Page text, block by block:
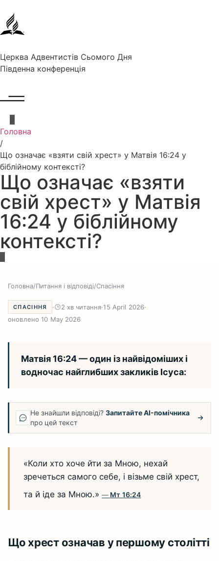
Церква Адвентистів Сьомого Дня
Південна конференція
Головна
/
Що означає «взяти свій хрест» у Матвія 16:24 у
біблійному контексті?
Що означає «взяти
свій хрест» у Матвія
16:24 у біблійному
контексті?
Головна/Питання і відповіді/Спасіння
СПАСІННЯ · 2 хв читання·15 April 2026·
оновлено 10 May 2026
Матвія 16:24 — один із найвідоміших і
водночас найглибших закликів Ісуса:
Не знайшли відповіді? Запитайте AI-помічника
про цей текст
«Коли хто хоче йти за Мною, нехай
зречеться самого себе, і візьме свій хрест,
та й іде за Мною.»
Мт 16:24
Що хрест означав у першому столітті